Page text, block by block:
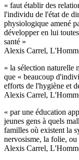
« faut établir des
l'individu de l'état de
physiologique amené
développer en lui
santé »
Alexis Carrel,
« la sélection naturelle
que « beaucoup
efforts de l'hygiène et
Alexis Carrel,
« par une éducation
jeunes gens à quels
familles où existent la
nervosisme, la folie, ou
Alexis Carrel,